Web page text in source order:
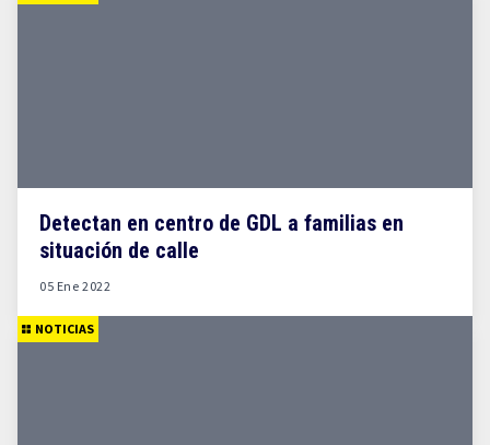
Detectan en centro de GDL a familias en
situación de calle
05 Ene 2022
NOTICIAS